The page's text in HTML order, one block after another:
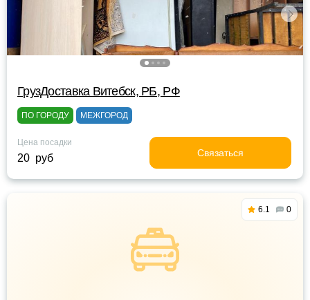
ГрузДоставка Витебск, РБ, РФ
ПО ГОРОДУ МЕЖГОРОД
Цена посадки
20 руб Связаться
6.1 0